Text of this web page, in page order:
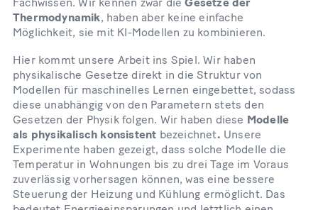
Fachwissen. Wir kennen zwar dieGesetze der
Thermodynamik, haben aber keine einfache
Möglichkeit, sie mit KI-Modellen zu kombinieren.
Hier kommt unsere Arbeit ins Spiel. Wir haben
physikalische Gesetze direkt in die Struktur von
Modellen für maschinelles Lernen eingebettet, sodass
diese unabhängig von den Parametern stets den
Gesetzen der Physik folgen. Wir haben diese Modelle
als physikalisch konsistent bezeichnet. Unsere
Experimente haben gezeigt, dass solche Modelle die
Temperatur in Wohnungen bis zu drei Tage im Voraus
zuverlässig vorhersagen können, was eine bessere
Steuerung der Heizung und Kühlung ermöglicht. Das